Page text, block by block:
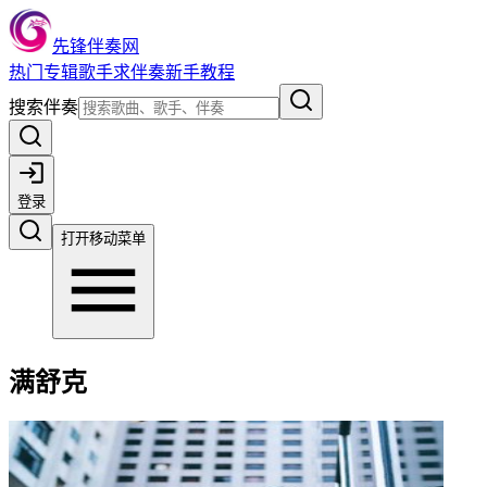
先锋伴奏网
热门 专辑歌手求伴奏新手教程
搜索伴奏
登录
打开移动菜单
满舒克